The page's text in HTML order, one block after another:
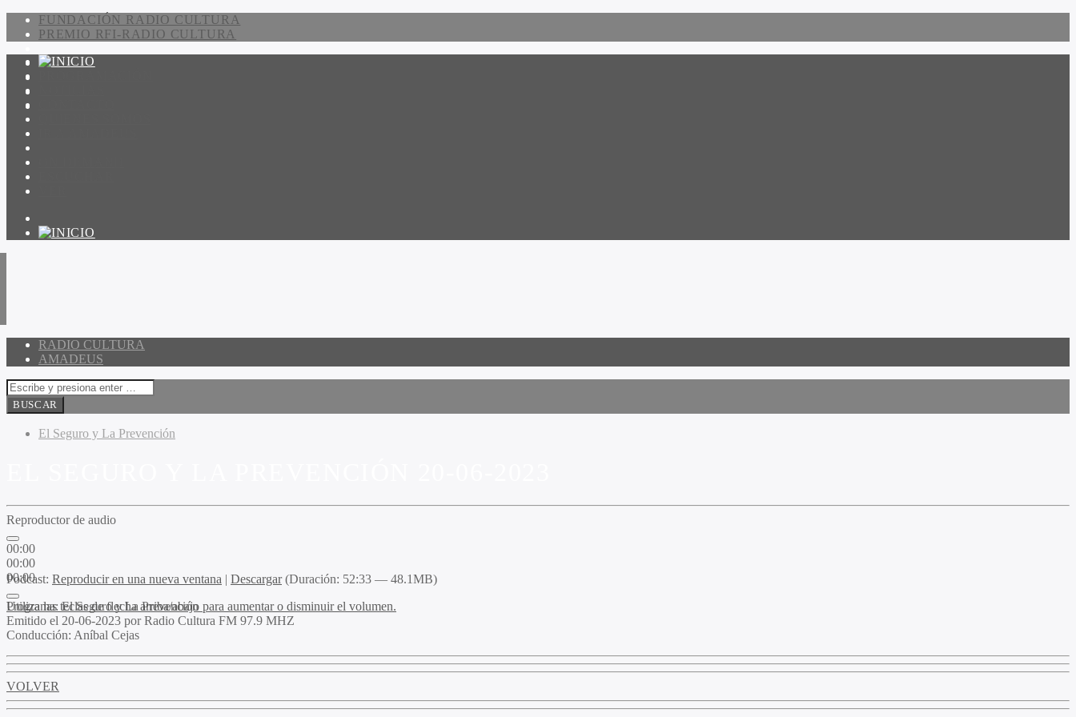
FUNDACIÓN RADIO CULTURA
PREMIO RFI-RADIO CULTURA
RADIO CULTURA
AMADEUS
El Seguro y La Prevención
Reproductor de audio
00:00
00:00
00:00
Utiliza las teclas de flecha arriba/abajo para aumentar o disminuir el volumen.
Podcast: Reproducir en una nueva ventana | Descargar(Duración: 52:33 — 48.1MB)
Programa: El Seguro y La Prevención
Emitido el 20-06-2023 por Radio Cultura FM 97.9 MHZ
Conducción: Aníbal Cejas
VOLVER